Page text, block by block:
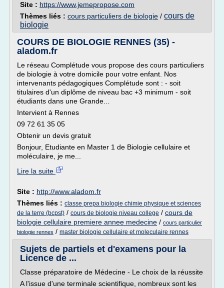
Site : https://www.jemepropose.com
Thèmes liés : cours particuliers de biologie / cours de
biologie
COURS DE BIOLOGIE RENNES (35) -
aladom.fr
Le réseau Complétude vous propose des cours particuliers
de biologie à votre domicile pour votre enfant. Nos
intervenants pédagogiques Complétude sont : - soit
titulaires d'un diplôme de niveau bac +3 minimum - soit
étudiants dans une Grande...
Intervient à Rennes
09 72 61 35 05
Obtenir un devis gratuit
Bonjour, Etudiante en Master 1 de Biologie cellulaire et
moléculaire, je me...
Lire la suite
Site : http://www.aladom.fr
Thèmes liés : classe prepa biologie chimie physique et sciences
de la terre (bcpst) / cours de biologie niveau college / cours de
biologie cellulaire premiere annee medecine / cours particulier
biologie rennes / master biologie cellulaire et moleculaire rennes
Sujets de partiels et d'examens pour la
Licence de ...
Classe préparatoire de Médecine - Le choix de la réussite
A l'issue d'une terminale scientifique, nombreux sont les